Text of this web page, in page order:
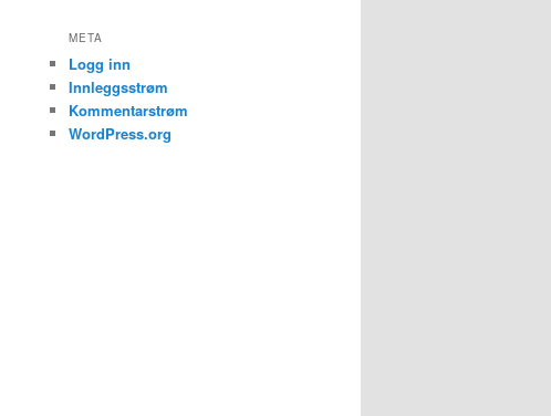
META
Logg inn
Innleggsstrøm
Kommentarstrøm
WordPress.org